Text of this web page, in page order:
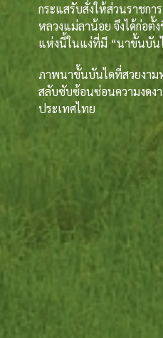
กระแสรับสั่งให้ส่วนราชก
หลวงแม่ลาน้อย จึงได้ก่อตั้
แห่งนี้ในแง่ที่มี “นาขั้นบัน
ภาพนาขั้นบันไดที่สวยงาม
สลับซับซ้อนซ่อนความงดง
ประเทศไทย